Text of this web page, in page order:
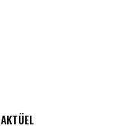
AKTÜEL